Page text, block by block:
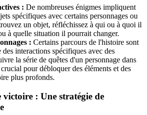
: De nombreuses énigmes impliquent
spécifiques avec certains personnages ou
un objet, réfléchissez à qui ou à quoi il
à quelle situation il pourrait changer.
: Certains parcours de l'histoire sont
des interactions spécifiques avec des
la série de quêtes d'un personnage dans
pour débloquer des éléments et des
plus profonds.
: Une stratégie de